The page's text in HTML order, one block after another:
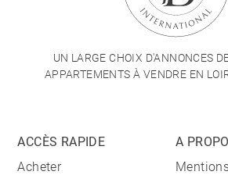
UN LARGE CHOIX D'ANNONCES
APPARTEMENTS À VENDRE EN
ACCÈS RAPIDE
Acheter
A